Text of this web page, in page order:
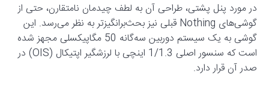
در مورد پنل پشتی، طراحی آن به لطف چیدمان نامتقارن، حتی از
گوشی‌های Nothing قبلی نیز بحث‌برانگیزتر به نظر می‌رسد. این
گوشی به یک سیستم دوربین سه‌گانه 50 مگاپیکسلی مجهز شده
است که سنسور اصلی 1/1.3 اینچی با لرزشگیر اپتیکال (OIS) در
صدر آن قرار دارد.